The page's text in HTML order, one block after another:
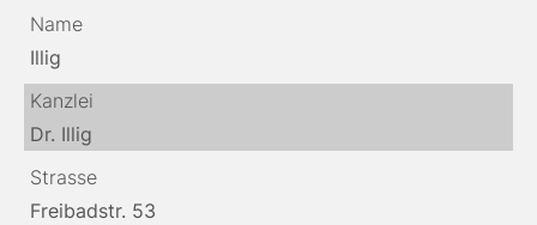
Name
Illig
Kanzlei
Dr. Illig
Strasse
Freibadstr. 53